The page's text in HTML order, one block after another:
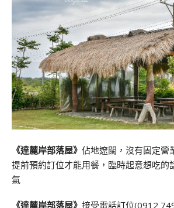
《達麓岸部落屋》 佔地遼闊，沒有固定營
提前預約訂位才能用餐，臨時起意想吃的
氣
《達麓岸部落屋》 接受電話訂位(0912